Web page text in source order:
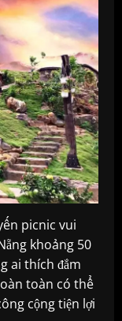
picnic vui
khoảng 50
ai thích đắm
toàn có thể
cộng tiện lợi